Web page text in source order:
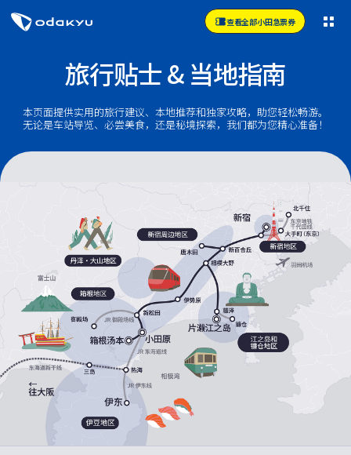
查看全部小田急票券
旅行贴士 & 当地指南
本页面提供实用的旅行建议、本地推荐和独家攻略，助您轻松畅游。
无论是车站导览、必尝美食，还是秘境探索，我们都为您精心准备！